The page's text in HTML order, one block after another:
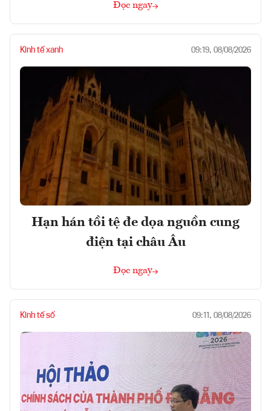
Đọc ngay
Kinh tế xanh 09:19, 08/08/2026
Hạn hán tồi tệ đe dọa nguồn cung
điện tại châu Âu
Đọc ngay
Kinh tế số 09:11, 08/08/2026